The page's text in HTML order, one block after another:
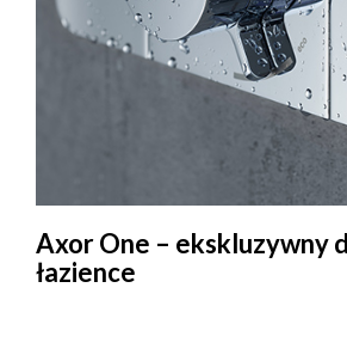
Axor One – ekskluzywny
łazience